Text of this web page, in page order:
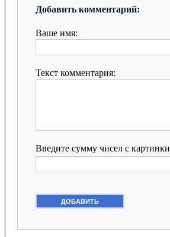
Добавить комментарий:
Ваше имя:
Текст комментария:
Введите сумму чисел с картинки